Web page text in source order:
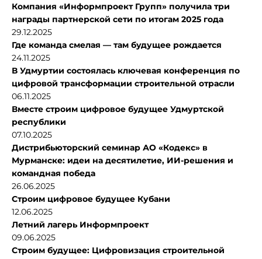
Компания «Информпроект Групп» получила три
награды партнерской сети по итогам 2025 года
29.12.2025
Где команда смелая — там будущее рождается
24.11.2025
В Удмуртии состоялась ключевая конференция по
цифровой трансформации строительной отрасли
06.11.2025
Вместе строим цифровое будущее Удмуртской
республики
07.10.2025
Дистрибьюторский семинар АО «Кодекс» в
Мурманске: идеи на десятилетие, ИИ-решения и
командная победа
26.06.2025
Строим цифровое будущее Кубани
12.06.2025
Летний лагерь Информпроект
09.06.2025
Строим будущее: Цифровизация строительной